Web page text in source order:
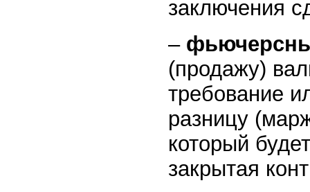
заключения
–
(продажу)
требование
разницу
который
закрытая